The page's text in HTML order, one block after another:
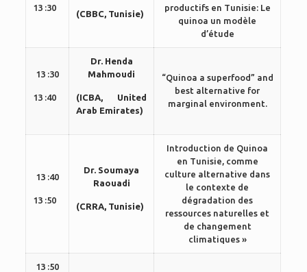
13 :30
(CBBC, Tunisie)
productifs en Tunisie: Le
quinoa un modèle
d’étude
13 :30
13 :40
Dr. Henda
Mahmoudi
(ICBA, United
Arab Emirates)
“Quinoa a superfood” and
best alternative for
marginal environment.
13 :40
13 :50
Dr. Soumaya
Raouadi
(CRRA, Tunisie)
Introduction de Quinoa
en Tunisie, comme
culture alternative dans
le contexte de
dégradation des
ressources naturelles et
de changement
climatiques »
13 :50